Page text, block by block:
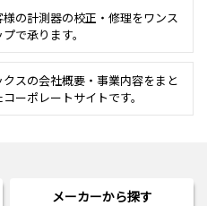
様の計測器の校正・修理をワンス
プで承ります。
クスの会社概要・事業内容をまと
コーポレートサイトです。
メーカーから探す